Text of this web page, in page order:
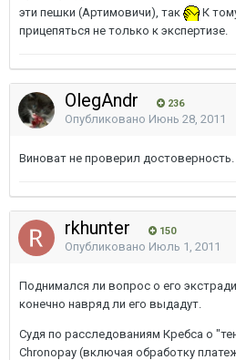
эти пешки (Артимовичи), так
К
прицепяться не только к экспертизе.
OlegAndr 236
Опубликовано Июнь 28, 2011
Виноват не проверил достоверность.
rkhunter 150
Опубликовано Июль 1, 2011
Поднимался ли вопрос о его
конечно навряд ли его выдадут.
Судя по расследованиям Кребса о
Chronopay (включая обработку